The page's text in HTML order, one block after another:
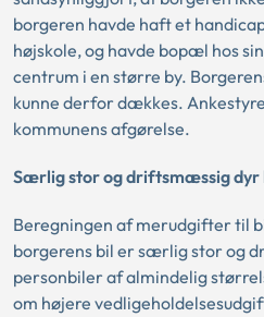
borgeren havde haft et
højskole, og havde bopæl hos
centrum i en større by.
kunne derfor dækkes.
kommunens afgørelse.
Særlig stor og driftsmæssig dyr
Beregningen af merudgifter til
borgerens bil er særlig stor og
personbiler af almindelig
om højere